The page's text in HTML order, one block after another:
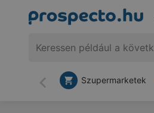
Vissza
Szupermarketek